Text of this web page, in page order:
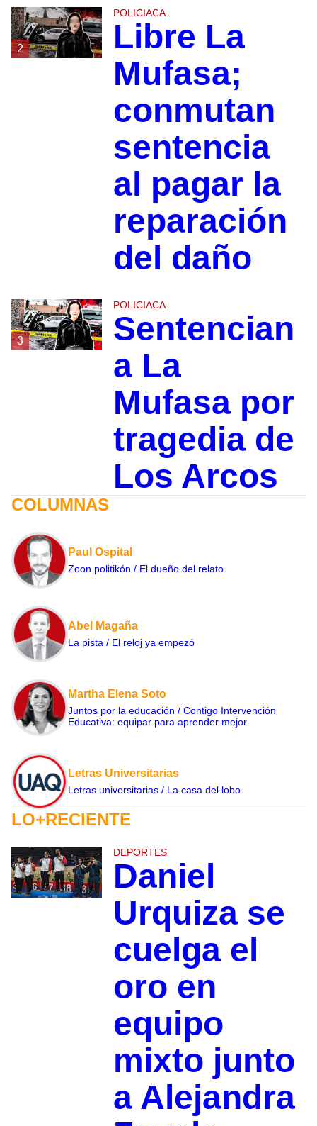
2
POLICIACA
Libre La
Mufasa;
conmutan
sentencia
al pagar la
reparación
del daño
3
POLICIACA
Sentencian
a La
Mufasa por
tragedia de
Los Arcos
COLUMNAS
Paul Ospital
Zoon politikón / El dueño del relato
Abel Magaña
La pista / El reloj ya empezó
Martha Elena Soto
Juntos por la educación / Contigo Intervención
Educativa: equipar para aprender mejor
Letras Universitarias
Letras universitarias / La casa del lobo
LO+RECIENTE
DEPORTES
Daniel
Urquiza se
cuelga el
oro en
equipo
mixto junto
a Alejandra